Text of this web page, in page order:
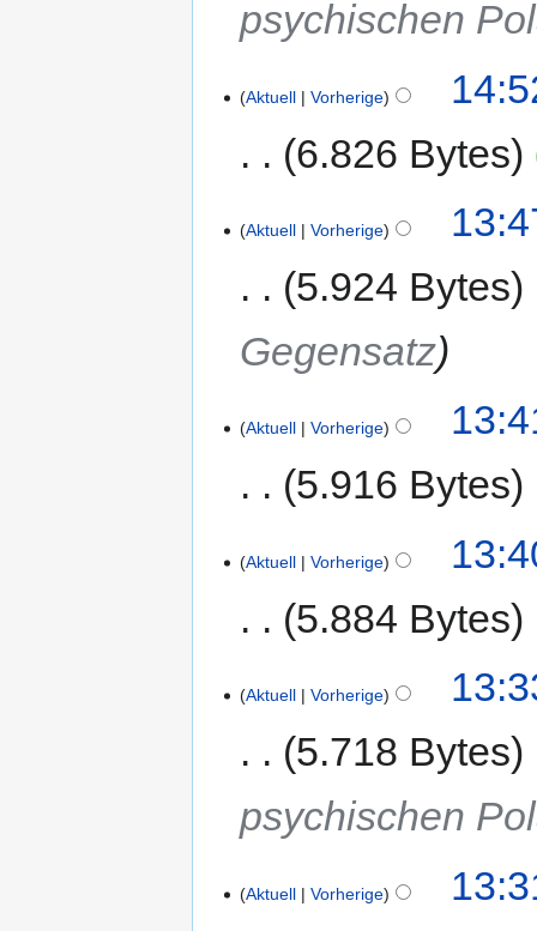
psychischen
Aktuell Vorherige
6.826 Bytes
Aktuell Vorherige
5.924 Bytes
Gegensatz
Aktuell Vorherige
5.916 Bytes
Aktuell Vorherige
5.884 Bytes
Aktuell Vorherige
5.718 Bytes
psychischen
Aktuell Vorherige